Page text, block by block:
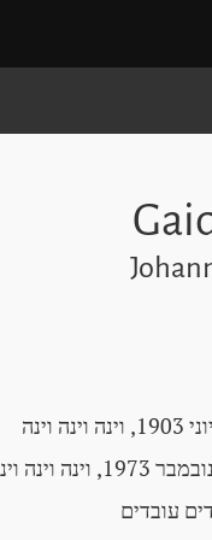
עובדים